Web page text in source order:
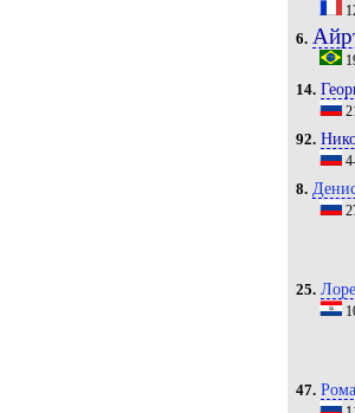
6.
14.
92.
8.
25.
47.